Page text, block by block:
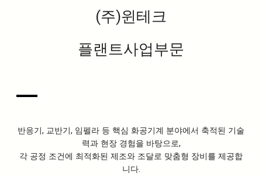
(주)윈테크
플랜트사업부문
반응기, 교반기, 임펠라 등 핵심 화공기계 분야에서 축적된 기술
력과 현장 경험을 바탕으로,
각 공정 조건에 최적화된 제조와 조달로 맞춤형 장비를 제공합
니다.